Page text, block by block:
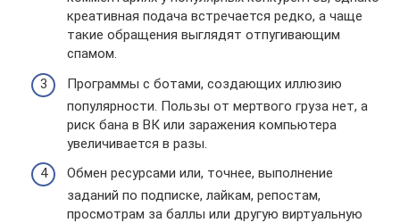
креативная подача встречается редко, а чаще
такие обращения выглядят отпугивающим
спамом.
Программы с ботами, создающих иллюзию
популярности. Пользы от мертвого груза нет, а
риск бана в ВК или заражения компьютера
увеличивается в разы.
Обмен ресурсами или, точнее, выполнение
заданий по подписке, лайкам, репостам,
просмотрам за баллы или другую виртуальную